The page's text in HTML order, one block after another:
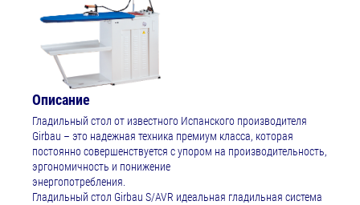
Описание
Гладильный стол от известного Испанского производителя
Girbau – это надежная техника премиум класса, которая
постоянно совершенствуется с упором на производительность,
эргономичность и понижение
энергопотребления.
Гладильный стол Girbau S/AVR идеальная гладильная система